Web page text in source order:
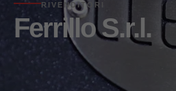
RIVENDITORI
Ferrillo S.r.l.